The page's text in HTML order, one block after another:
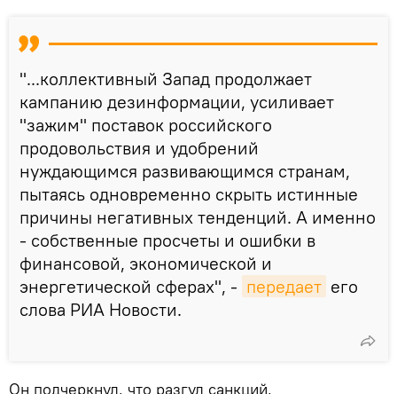
"...коллективный Запад продолжает
кампанию дезинформации, усиливает
"зажим" поставок российского
продовольствия и удобрений
нуждающимся развивающимся странам,
пытаясь одновременно скрыть истинные
причины негативных тенденций. А именно
- собственные просчеты и ошибки в
финансовой, экономической и
энергетической сферах", - передает его
слова РИА Новости.
Он подчеркнул, что разгул санкций,